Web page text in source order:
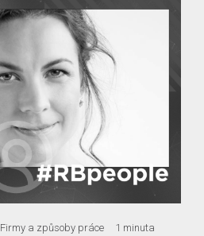
Firmy a způsoby práce
1 minuta